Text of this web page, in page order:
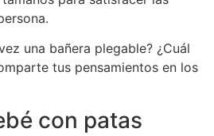
una bañera plegable? ¿Cuál
tus pensamientos en los
con patas